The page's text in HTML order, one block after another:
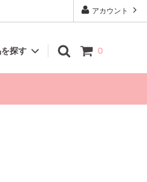
アカウント
0
探す